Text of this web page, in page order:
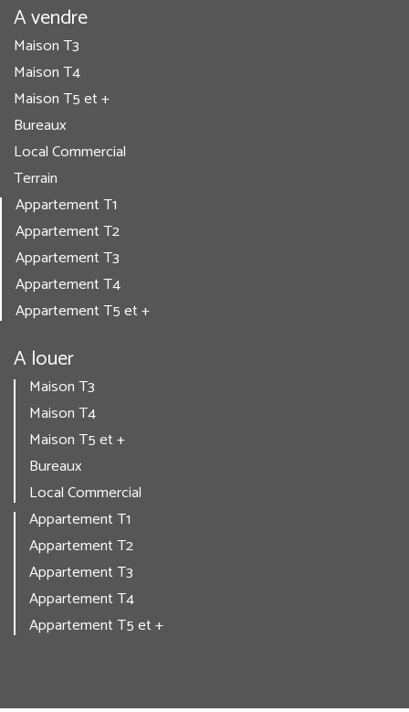
A vendre
Maison T3
Maison T4
Maison T5 et +
Bureaux
Local Commercial
Terrain
Appartement T1
Appartement T2
Appartement T3
Appartement T4
Appartement T5 et +
A louer
Maison T3
Maison T4
Maison T5 et +
Bureaux
Local Commercial
Appartement T1
Appartement T2
Appartement T3
Appartement T4
Appartement T5 et +